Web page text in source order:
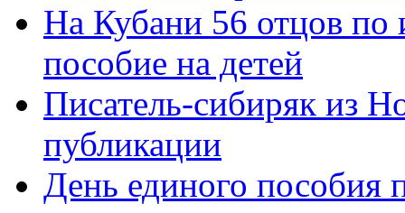
На Кубани 56 отцов по
пособие на детей
Писатель-сибиряк из
публикации
День единого пособия